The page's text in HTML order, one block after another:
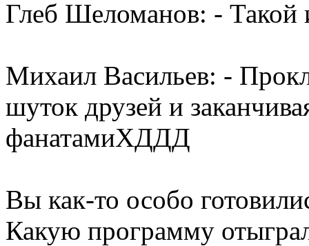
Глеб Шеломанов: - Такой
Михаил Васильев: -
шуток друзей и
фанатамиХДДД
Вы как-то особо
Какую программу